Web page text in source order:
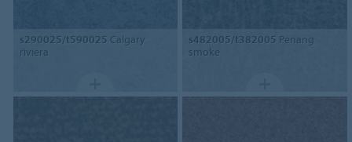
s290025/t590025 Calgary
riviera
s482005/t382005 Penang
smoke